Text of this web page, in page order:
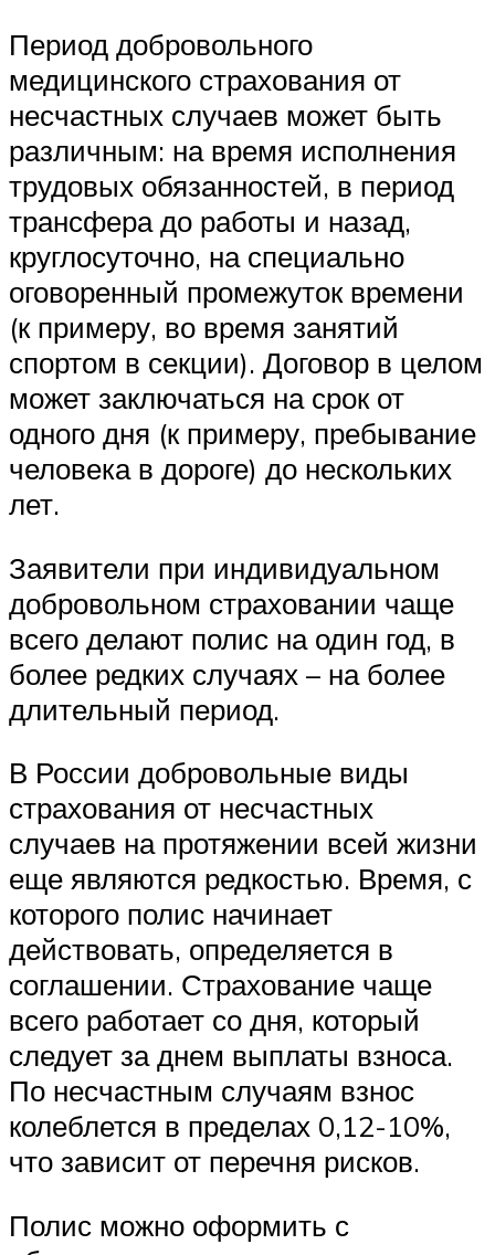
Период добровольного
медицинского страхования от
несчастных случаев может быть
различным: на время исполнения
трудовых обязанностей, в период
трансфера до работы и назад,
круглосуточно, на специально
оговоренный промежуток времени
(к примеру, во время занятий
спортом в секции). Договор в целом
может заключаться на срок от
одного дня (к примеру, пребывание
человека в дороге) до нескольких
лет.
Заявители при индивидуальном
добровольном страховании чаще
всего делают полис на один год, в
более редких случаях – на более
длительный период.
В России добровольные виды
страхования от несчастных
случаев на протяжении всей жизни
еще являются редкостью. Время, с
которого полис начинает
действовать, определяется в
соглашении. Страхование чаще
всего работает со дня, который
следует за днем выплаты взноса.
По несчастным случаям взнос
колеблется в пределах 0,12-10%,
что зависит от перечня рисков.
Полис можно оформить с